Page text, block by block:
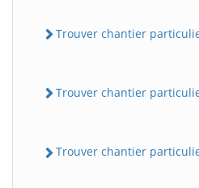
Trouver chantier
Trouver chantier
Trouver chantier particulier